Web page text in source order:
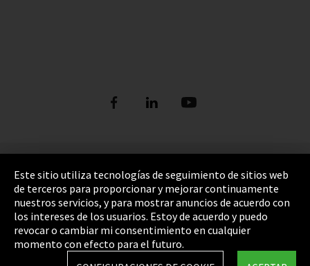
Pie de imprenta
Política de privacidad
Cookie Settings
Términos y Condiciones
Este sitio utiliza tecnologías de seguimiento de sitios web
de terceros para proporcionar y mejorar continuamente
nuestros servicios, y para mostrar anuncios de acuerdo con
los intereses de los usuarios. Estoy de acuerdo y puedo
revocar o cambiar mi consentimiento en cualquier
momento con efecto para el futuro.